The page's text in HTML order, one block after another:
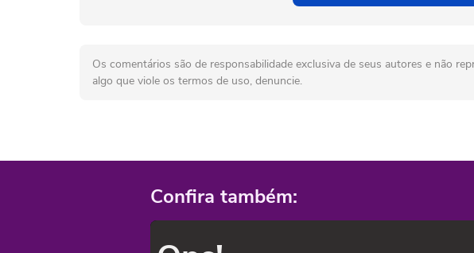
Os comentários são de responsabilidade exclusiva de seus autores e não
algo que viole os termos de uso, denuncie.
Confira também: